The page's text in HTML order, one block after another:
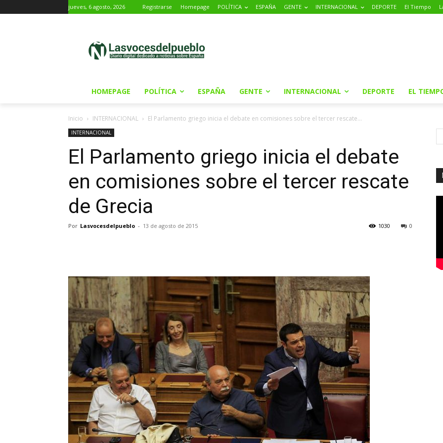
jueves, 6 agosto, 2026 Registrarse Homepage POLÍTICA ESPAÑA GENTE INTERNACIONAL DEPORTE El Tiempo
HOMEPAGE POLÍTICA ESPAÑA GENTE INTERNACIONAL DEPORTE EL
Inicio INTERNACIONAL El Parlamento griego inicia el debate en comisiones sobre el tercer rescate...
INTERNACIONAL
El Parlamento griego inicia el debate
en comisiones sobre el tercer rescate
de Grecia
Por Lasvocesdelpueblo - 13 de agosto de 2015 0
1030